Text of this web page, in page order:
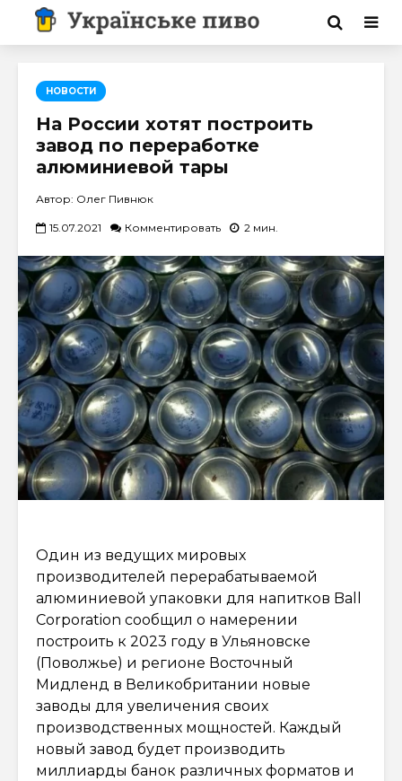
НОВОСТИ
На России хотят построить
завод по переработке
алюминиевой тары
Автор: Олег Пивнюк
15.07.2021 Комментировать 2 мин.
Один из ведущих мировых
производителей перерабатываемой
алюминиевой упаковки для напитков Ball
Corporation сообщил о намерении
построить к 2023 году в Ульяновске
(Поволжье) и регионе Восточный
Мидленд в Великобритании новые
заводы для увеличения своих
производственных мощностей. Каждый
новый завод будет производить
миллиарды банок различных форматов и